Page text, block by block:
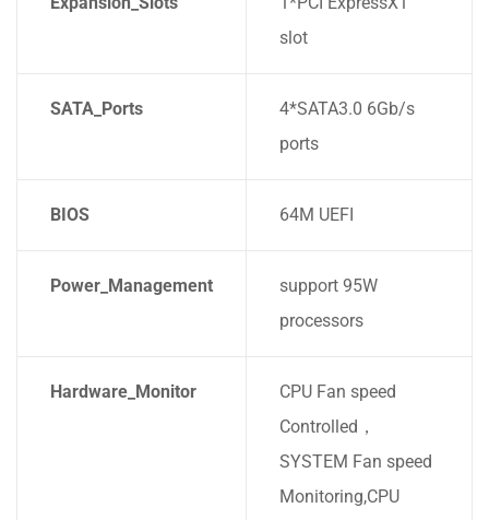
slot
SATA_Ports
4*SATA3.0 6Gb/s
ports
BIOS 64M UEFI
Power_Management
support 95W
processors
Hardware_Monitor
CPU Fan speed
Controlled，
SYSTEM Fan speed
Monitoring,CPU